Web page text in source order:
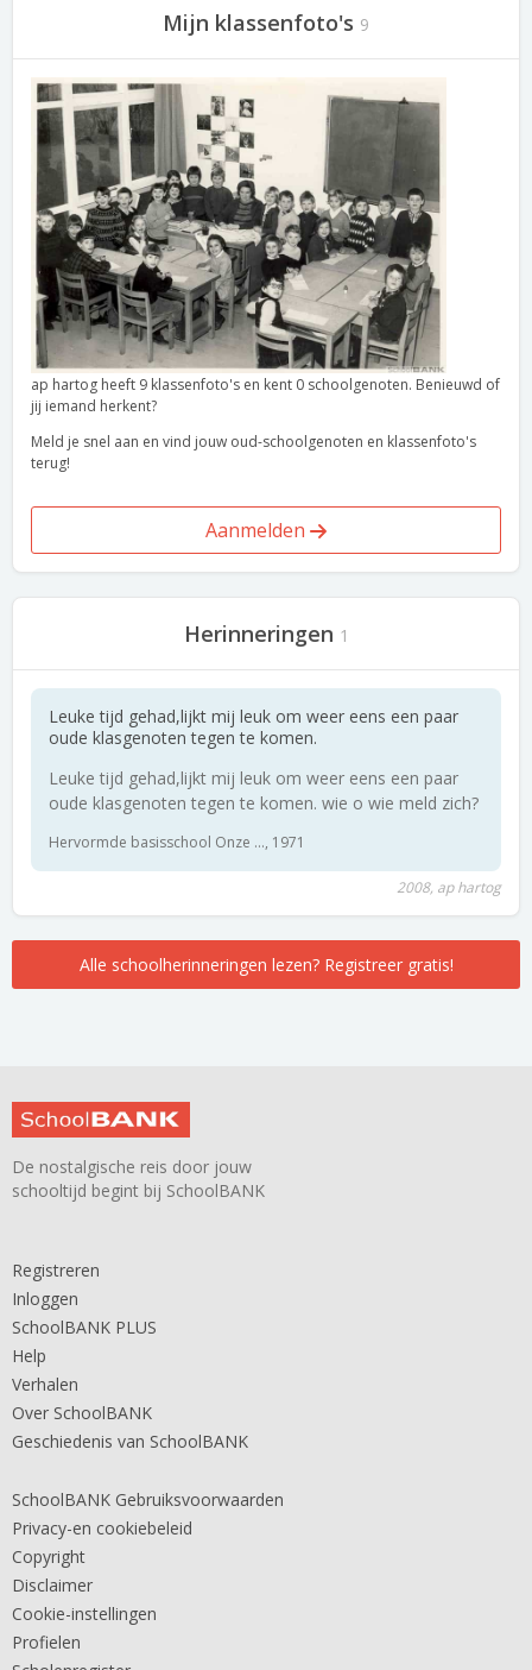
Mijn klassenfoto's 9
ap hartog heeft 9 klassenfoto's en kent 0 schoolgenoten. Benieuwd of
jij iemand herkent?
Meld je snel aan en vind jouw oud-schoolgenoten en klassenfoto's
terug!
Aanmelden
Herinneringen 1
Leuke tijd gehad,lijkt mij leuk om weer eens een paar
oude klasgenoten tegen te komen.
Leuke tijd gehad,lijkt mij leuk om weer eens een paar
oude klasgenoten tegen te komen. wie o wie meld zich?
Hervormde basisschool Onze ..., 1971
2008, ap hartog
Alle schoolherinneringen lezen? Registreer gratis!
De nostalgische reis door jouw
schooltijd begint bij SchoolBANK
Registreren
Inloggen
SchoolBANK PLUS
Help
Verhalen
Over SchoolBANK
Geschiedenis van SchoolBANK
SchoolBANK Gebruiksvoorwaarden
Privacy-en cookiebeleid
Copyright
Disclaimer
Cookie-instellingen
Profielen